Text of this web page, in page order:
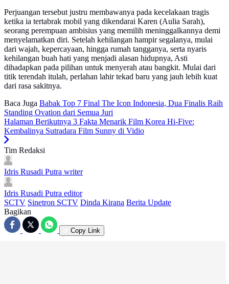
Perjuangan tersebut justru membawanya pada kecelakaan tragis
ketika ia tertabrak mobil yang dikendarai Karen (Aulia Sarah),
seorang perempuan ambisius yang memilih meninggalkannya demi
menyelamatkan diri. Setelah kehilangan hampir segalanya, mulai
dari wajah, kepercayaan, hingga rumah tangganya, serta nyaris
kehilangan buah hati yang menjadi alasan hidupnya, Asti
dihadapkan pada pilihan untuk menyerah atau bangkit. Mulai dari
titik terendah itulah, perlahan lahir tekad baru yang jauh lebih kuat
dari rasa sakitnya.
Baca Juga Babak Top 7 Final The Icon Indonesia, Dua Finalis Raih
Standing Ovation dari Semua Juri
Halaman Berikutnya 3 Fakta Menarik Film Korea Hi-Five:
Kembalinya Sutradara Film Sunny di Vidio
Tim Redaksi
Idris Rusadi Putra writer
Idris Rusadi Putra editor
SCTV Sinetron SCTV Dinda Kirana Berita Update
Bagikan
Copy Link